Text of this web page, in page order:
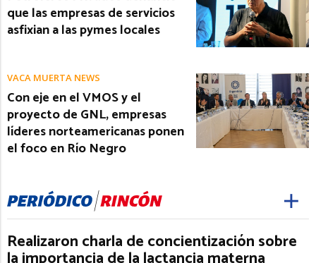
que las empresas de servicios
asfixian a las pymes locales
VACA MUERTA NEWS
Con eje en el VMOS y el
proyecto de GNL, empresas
líderes norteamericanas ponen
el foco en Río Negro
Realizaron charla de concientización sobre